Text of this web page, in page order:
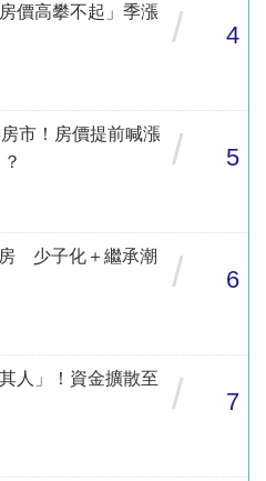
價高攀不起」季漲
/ 4
市！房價提前喊漲
/ 5
少子化＋繼承潮
/ 6
人」！資金擴散至
/ 7